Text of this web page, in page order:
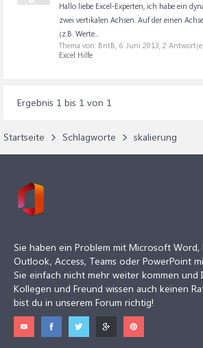
Hallo liebe Excel-Experten, ich habe ein
zwei vertikalen Achsen. Auf der einen
(z.B. Werte...
Thema von: BritB, 6. Juni 2013, 2
Excel Hilfe
Ergebnis 1 bis 1 von 1
Startseite Schlagworte skalierung
Sie haben ein Problem mit Microsoft Word,
Outlook, Access, Teams oder PowerPoint
Sie einfach nicht mehr weiter kommen und
Kollegen und Freund wissen auch keinen
bist du in unserem Forum richtig!